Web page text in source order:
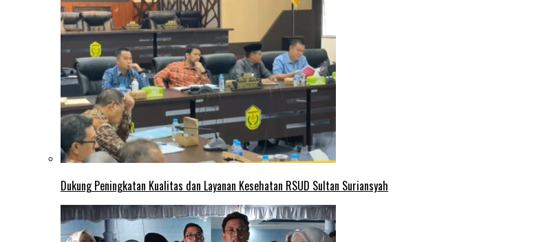
Dukung Peningkatan Kualitas dan Layanan Kesehatan RSUD Sultan Suriansyah